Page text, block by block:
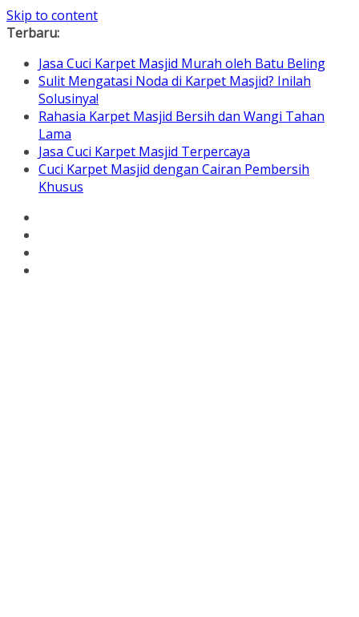
Skip to content
Terbaru:
Jasa Cuci Karpet Masjid Murah oleh Batu Beling
Sulit Mengatasi Noda di Karpet Masjid? Inilah
Solusinya!
Rahasia Karpet Masjid Bersih dan Wangi Tahan
Lama
Jasa Cuci Karpet Masjid Terpercaya
Cuci Karpet Masjid dengan Cairan Pembersih
Khusus